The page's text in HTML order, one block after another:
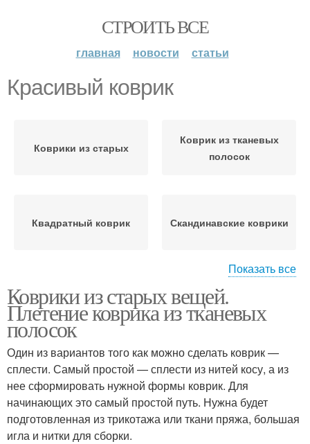
СТРОИТЬ ВСЕ
главная новости статьи
Красивый коврик
Коврики из старых
Коврик из тканевых
полосок
Квадратный коврик Скандинавские коврики
Коврик из старых Мягкие коврики
Коврик из флиса Коврик из помпонов
Показать все
Коврики из старых вещей.
Плетение коврика из тканевых
полосок
Один из вариантов того как можно сделать коврик —
сплести. Самый простой — сплести из нитей косу, а из
нее сформировать нужной формы коврик. Для
начинающих это самый простой путь. Нужна будет
подготовленная из трикотажа или ткани пряжа, большая
игла и нитки для сборки.